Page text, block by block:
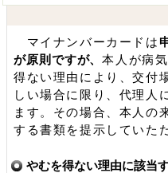
マイナンバーカードは
が原則ですが、本人が病
得ない理由により、交付
しい場合に限り、代理人
ます。その場合、本人の
する書類を提示していた
やむを得ない理由に該当